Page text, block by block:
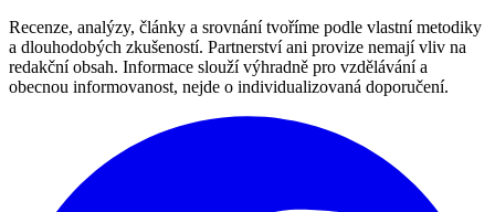
Recenze, analýzy, články a srovnání tvoříme podle vlastní metodiky
a dlouhodobých zkušeností. Partnerství ani provize nemají vliv na
redakční obsah. Informace slouží výhradně pro vzdělávání a
obecnou informovanost, nejde o individualizovaná doporučení.